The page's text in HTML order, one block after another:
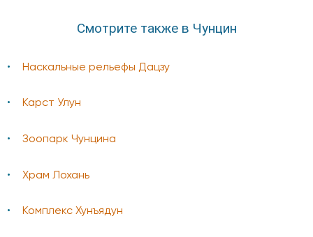
Смотрите также в Чунцин
Наскальные рельефы Дацзу
Карст Улун
Зоопарк Чунцина
Храм Лохань
Комплекс Хунъядун